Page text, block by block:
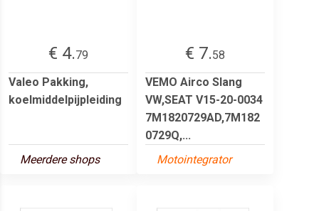
€ 4.79
Valeo Pakking,
koelmiddelpijpleiding
Meerdere shops
€ 7.58
VEMO Airco Slang
VW,SEAT V15-20-0034
7M1820729AD,7M182
0729Q,...
Motointegrator